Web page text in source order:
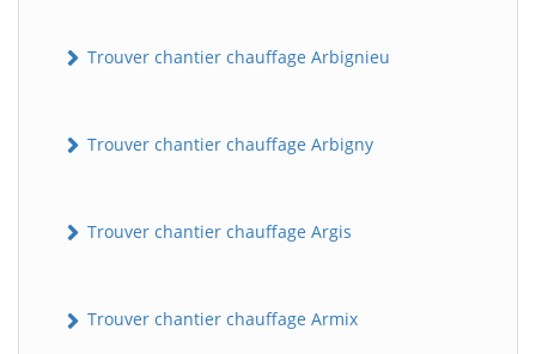
Trouver chantier chauffage Arbignieu
Trouver chantier chauffage Arbigny
Trouver chantier chauffage Argis
Trouver chantier chauffage Armix